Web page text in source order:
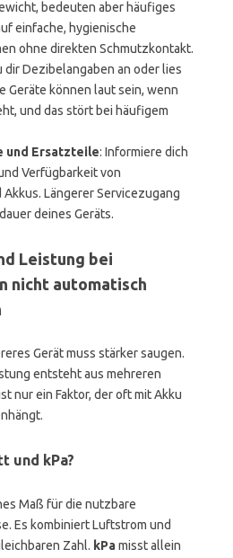
bedeuten aber häufiges
einfache, hygienische
ohne direkten Schmutzkontakt.
dir Dezibelangaben an oder lies
Geräte können laut sein, wenn
und das stört bei häufigem
und Ersatzteile: Informiere dich
Verfügbarkeit von
Längerer Servicezugang
deines Geräts.
Leistung bei
nicht automatisch
Gerät muss stärker saugen.
entsteht aus mehreren
nur ein Faktor, der oft mit Akku
und kPa?
Maß für die nutzbare
Es kombiniert Luftstrom und
Zahl. kPamisst allein